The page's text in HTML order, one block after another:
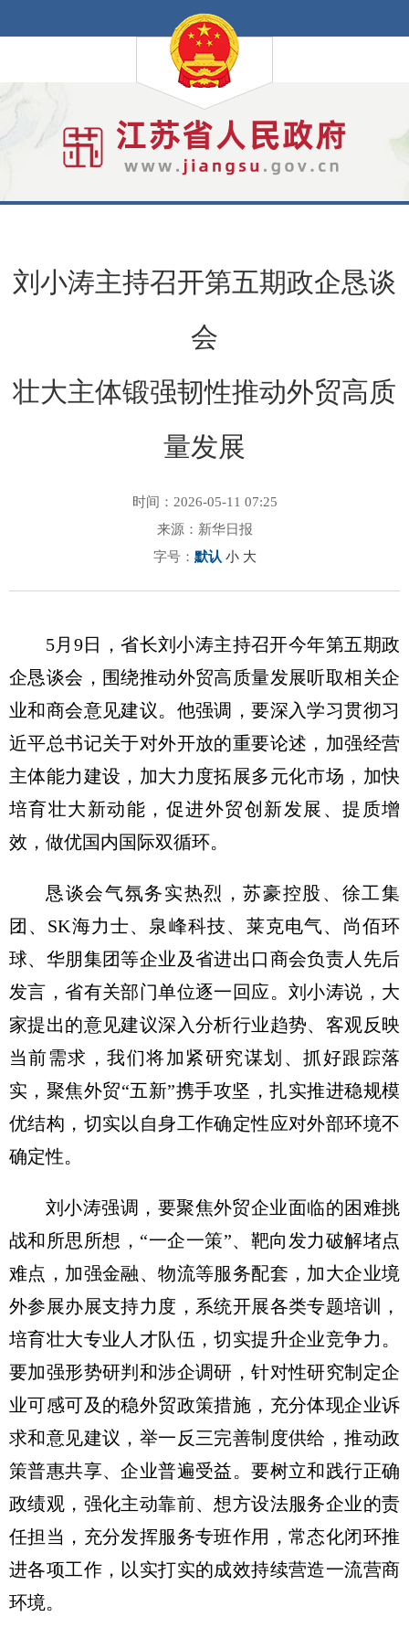
刘小涛主持召开第五期政企恳谈
会
壮大主体锻强韧性推动外贸高质
量发展
时间：2026-05-11 07:25
来源：新华日报
字号： 默认 小 大
5月9日，省长刘小涛主持召开今年第五期政
企恳谈会，围绕推动外贸高质量发展听取相关企
业和商会意见建议。他强调，要深入学习贯彻习
近平总书记关于对外开放的重要论述，加强经营
主体能力建设，加大力度拓展多元化市场，加快
培育壮大新动能，促进外贸创新发展、提质增
效，做优国内国际双循环。
恳谈会气氛务实热烈，苏豪控股、徐工集
团、SK海力士、泉峰科技、莱克电气、尚佰环
球、华朋集团等企业及省进出口商会负责人先后
发言，省有关部门单位逐一回应。刘小涛说，大
家提出的意见建议深入分析行业趋势、客观反映
当前需求，我们将加紧研究谋划、抓好跟踪落
实，聚焦外贸“五新”携手攻坚，扎实推进稳规模
优结构，切实以自身工作确定性应对外部环境不
确定性。
刘小涛强调，要聚焦外贸企业面临的困难挑
战和所思所想，“一企一策”、靶向发力破解堵点
难点，加强金融、物流等服务配套，加大企业境
外参展办展支持力度，系统开展各类专题培训，
培育壮大专业人才队伍，切实提升企业竞争力。
要加强形势研判和涉企调研，针对性研究制定企
业可感可及的稳外贸政策措施，充分体现企业诉
求和意见建议，举一反三完善制度供给，推动政
策普惠共享、企业普遍受益。要树立和践行正确
政绩观，强化主动靠前、想方设法服务企业的责
任担当，充分发挥服务专班作用，常态化闭环推
进各项工作，以实打实的成效持续营造一流营商
环境。